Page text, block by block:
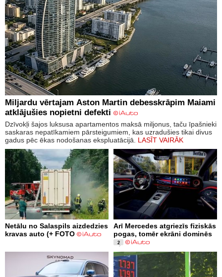
Miljardu vērtajam Aston Martin debesskrāpim Maiami
atklājušies nopietni defekti
Dzīvokļi šajos luksusa apartamentos maksā miljonus, taču īpašnieki
saskaras nepatīkamiem pārsteigumiem, kas uzradušies tikai divus
gadus pēc ēkas nodošanas ekspluatācijā. LASĪT VAIRĀK
Netālu no Salaspils aizdedzies
kravas auto (+ FOTO
Arī Mercedes atgriezīs fiziskās
pogas, tomēr ekrāni dominēs
2